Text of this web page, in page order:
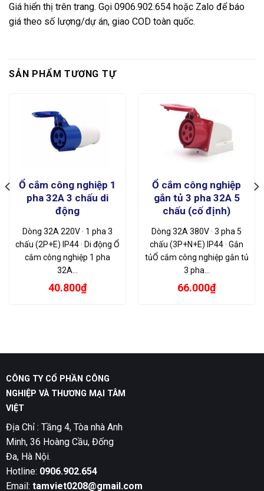
Giá hiển thị trên trang. Gọi 0906.902.654 hoặc Zalo để báo
giá theo số lượng/dự án, giao COD toàn quốc.
SẢN PHẨM TƯƠNG TỰ
Ổ cắm công nghiệp 1
pha 32A 3 chấu di
động
Dòng 32A 220V · 1 pha 3
chấu (2P+E) IP44 · Di động Ổ
cắm công nghiệp 1 pha
32A…
40.800₫
Ổ cắm công nghiệp
gắn tủ 3 pha 32A 5
chấu (cố định)
Dòng 32A 380V · 3 pha 5
chấu (3P+N+E) IP44 · Gắn
tủỔ cắm công nghiệp gắn tủ
3 pha…
66.000₫
CÔNG TY CỔ PHẦN CÔNG
NGHIỆP VÀ THƯƠNG MẠI TÂM
VIỆT
Địa Chỉ : Tầng 4, Tòa nhà Anh
Minh, 36 Hoàng Cầu, Đống
Đa, Hà Nội.
Hotline: 0906.902.654
Email: tamviet0208@gmail.com